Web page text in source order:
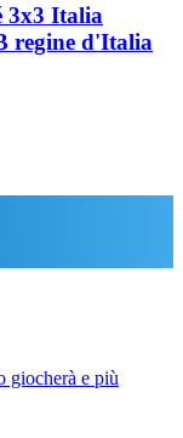
3x3 Italia
regine d'Italia
giocherà e più